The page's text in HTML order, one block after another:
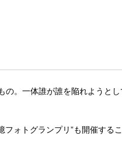
一体誰が誰を陥れようと
トグランプリ”も開催する